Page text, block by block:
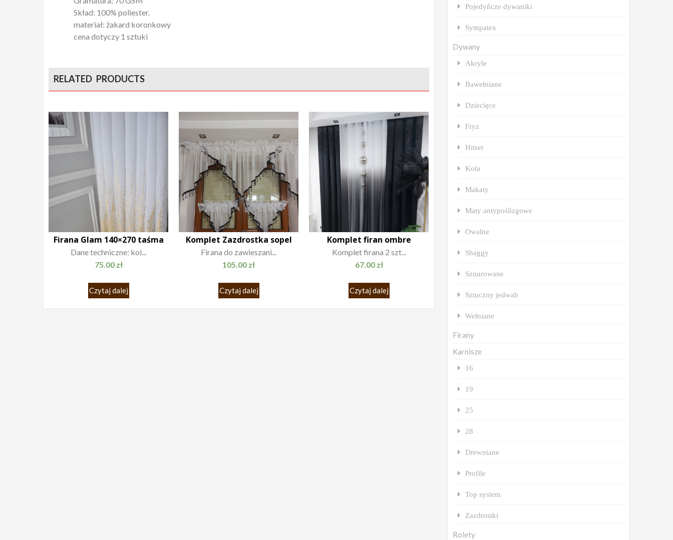
Skład: 100% poliester.
materiał: żakard koronkowy
cena dotyczy 1 sztuki
RELATED PRODUCTS
Firana Glam 140×270 taśma
Dane techniczne: kol...
75.00 zł
Czytaj dalej
Komplet Zazdrostka sopel
Firana do zawieszani...
105.00 zł
Czytaj dalej
Komplet firan ombre
Komplet firana 2 szt...
67.00 zł
Czytaj dalej
Pojedyńcze dywaniki
Sympatex
Dywany
Akryle
Bawełniane
Dziecięce
Fryz
Hitset
Koła
Makaty
Maty antypoślizgowe
Owalne
Shaggy
Sznurowane
Sztuczny jedwab
Wełniane
Firany
Karnisze
16
19
25
28
Drewniane
Profile
Top system
Zazdrostki
Rolety